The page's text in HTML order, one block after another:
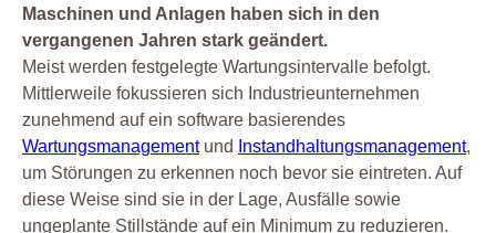
Maschinen und Anlagen haben sich in den
vergangenen Jahren stark geändert.
Meist werden festgelegte Wartungsintervalle befolgt.
Mittlerweile fokussieren sich Industrieunternehmen
zunehmend auf ein software basierendes
Wartungsmanagementund Instandhaltungsmanagement,
um Störungen zu erkennen noch bevor sie eintreten. Auf
diese Weise sind sie in der Lage, Ausfälle sowie
ungeplante Stillstände auf ein Minimum zu reduzieren.